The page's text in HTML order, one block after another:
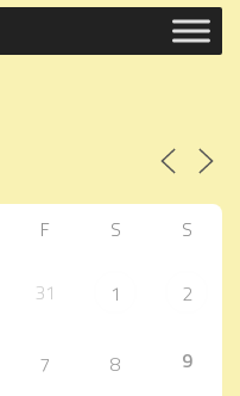
F S S
31 1 2
7 8 9